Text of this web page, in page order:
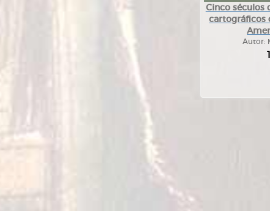
Cinco séculos
cartográficos
Autor: